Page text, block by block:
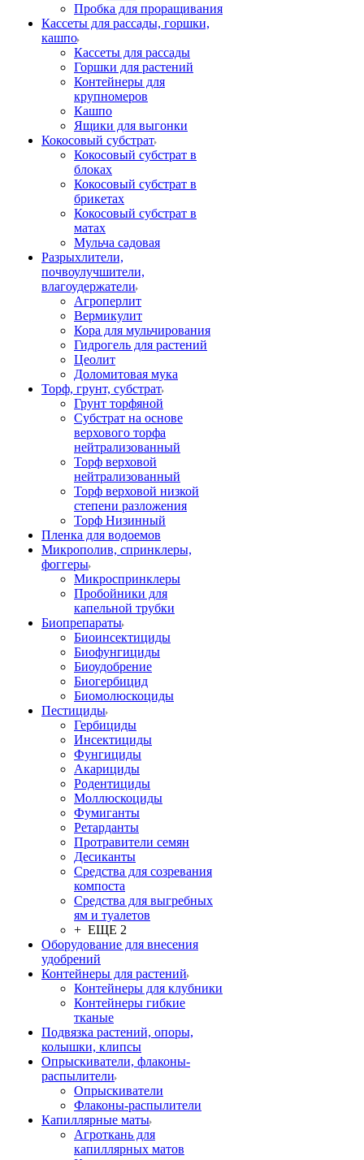
Пробка для проращивания
Кассеты для рассады, горшки,
кашпо
Кассеты для рассады
Горшки для растений
Контейнеры для
крупномеров
Кашпо
Ящики для выгонки
Кокосовый субстрат
Кокосовый субстрат в
блоках
Кокосовый субстрат в
брикетах
Кокосовый субстрат в
матах
Мульча садовая
Разрыхлители,
почвоулучшители,
влагоудержатели
Агроперлит
Вермикулит
Кора для мульчирования
Гидрогель для растений
Цеолит
Доломитовая мука
Торф, грунт, субстрат
Грунт торфяной
Субстрат на основе
верхового торфа
нейтрализованный
Торф верховой
нейтрализованный
Торф верховой низкой
степени разложения
Торф Низинный
Пленка для водоемов
Микрополив, спринклеры,
фоггеры
Микроспринклеры
Пробойники для
капельной трубки
Биопрепараты
Биоинсектициды
Биофунгициды
Биоудобрение
Биогербицид
Биомолюскоциды
Пестициды
Гербициды
Инсектициды
Фунгициды
Акарициды
Родентициды
Моллюскоциды
Фумиганты
Ретарданты
Протравители семян
Десиканты
Средства для созревания
компоста
Средства для выгребных
ям и туалетов
+ ЕЩЕ 2
Оборудование для внесения
удобрений
Контейнеры для растений
Контейнеры для клубники
Контейнеры гибкие
тканые
Подвязка растений, опоры,
колышки, клипсы
Опрыскиватели, флаконы-
распылители
Опрыскиватели
Флаконы-распылители
Капиллярные маты
Агроткань для
капиллярных матов